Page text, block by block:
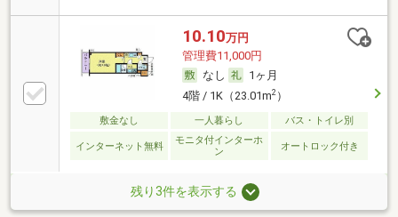
10.10万円
管理費11,000円
なし
1ヶ月
4階 / 1K（23.01m2）
敷金なし 一人暮らし バス・トイレ別
インターネット無料
モニタ付インターホ
ン
オートロック付き
残り3件を表示する